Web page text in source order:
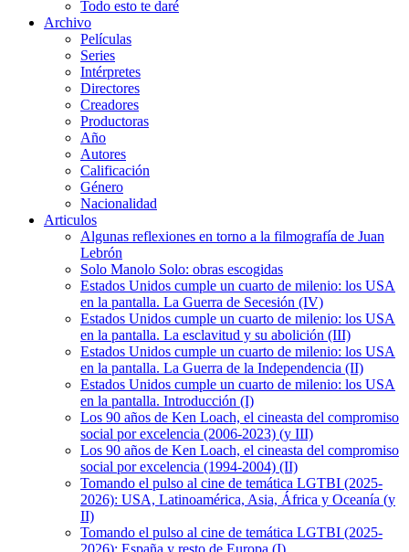
Todo esto te daré
Archivo
Películas
Series
Intérpretes
Directores
Creadores
Productoras
Año
Autores
Calificación
Género
Nacionalidad
Articulos
Algunas reflexiones en torno a la filmografía de Juan
Lebrón
Solo Manolo Solo: obras escogidas
Estados Unidos cumple un cuarto de milenio: los USA
en la pantalla. La Guerra de Secesión (IV)
Estados Unidos cumple un cuarto de milenio: los USA
en la pantalla. La esclavitud y su abolición (III)
Estados Unidos cumple un cuarto de milenio: los USA
en la pantalla. La Guerra de la Independencia (II)
Estados Unidos cumple un cuarto de milenio: los USA
en la pantalla. Introducción (I)
Los 90 años de Ken Loach, el cineasta del compromiso
social por excelencia (2006-2023) (y III)
Los 90 años de Ken Loach, el cineasta del compromiso
social por excelencia (1994-2004) (II)
Tomando el pulso al cine de temática LGTBI (2025-
2026): USA, Latinoamérica, Asia, África y Oceanía (y
II)
Tomando el pulso al cine de temática LGTBI (2025-
2026): España y resto de Europa (I)